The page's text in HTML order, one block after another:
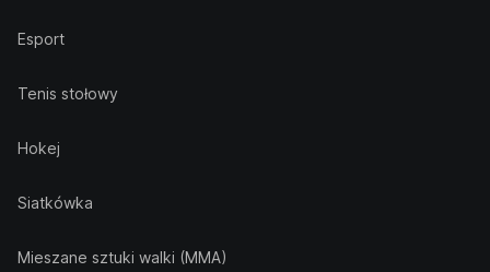
Esport
Tenis stołowy
Hokej
Siatkówka
Mieszane sztuki walki (MMA)